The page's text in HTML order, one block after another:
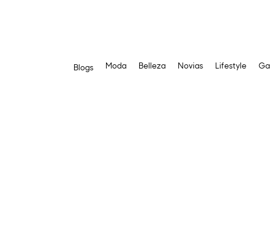
Blogs Moda Belleza Novias Lifestyle